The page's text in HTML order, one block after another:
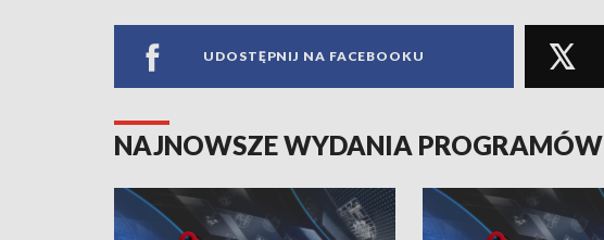
UDOSTĘPNIJ NA FACEBOOKU
NAJNOWSZE WYDANIA PROGRAMÓW